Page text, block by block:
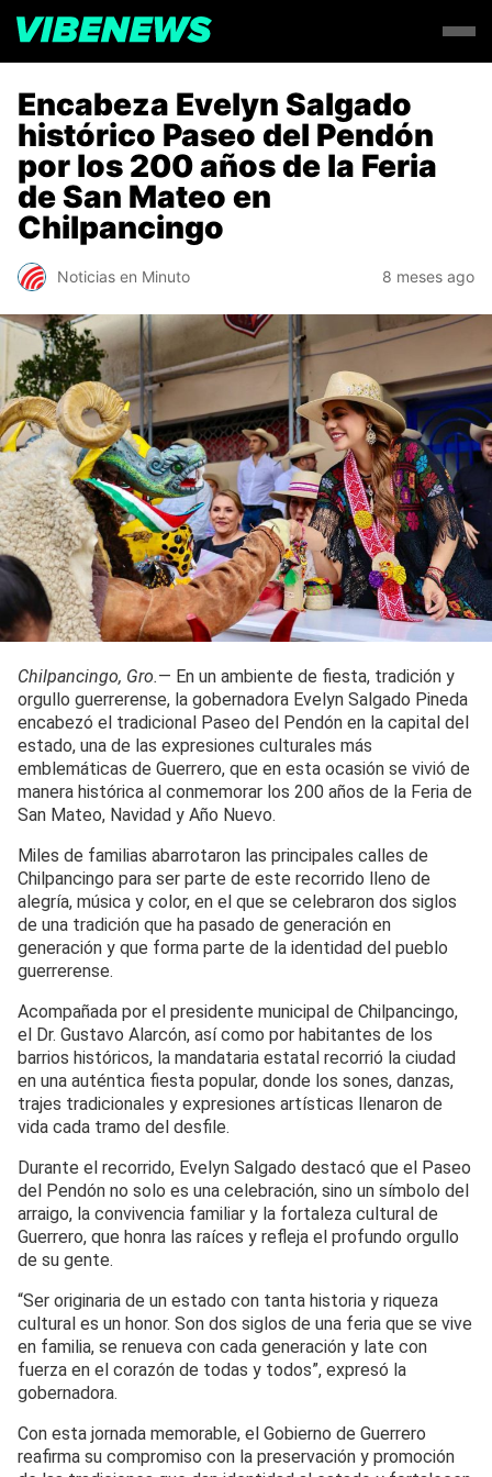
Encabeza Evelyn Salgado
histórico Paseo del Pendón
por los 200 años de la Feria
de San Mateo en
Chilpancingo
Noticias en Minuto 8 meses ago
Chilpancingo, Gro.— En un ambiente de fiesta, tradición y
orgullo guerrerense, la gobernadora Evelyn Salgado Pineda
encabezó el tradicional Paseo del Pendón en la capital del
estado, una de las expresiones culturales más
emblemáticas de Guerrero, que en esta ocasión se vivió de
manera histórica al conmemorar los 200 años de la Feria de
San Mateo, Navidad y Año Nuevo.
Miles de familias abarrotaron las principales calles de
Chilpancingo para ser parte de este recorrido lleno de
alegría, música y color, en el que se celebraron dos siglos
de una tradición que ha pasado de generación en
generación y que forma parte de la identidad del pueblo
guerrerense.
Acompañada por el presidente municipal de Chilpancingo,
el Dr. Gustavo Alarcón, así como por habitantes de los
barrios históricos, la mandataria estatal recorrió la ciudad
en una auténtica fiesta popular, donde los sones, danzas,
trajes tradicionales y expresiones artísticas llenaron de
vida cada tramo del desfile.
Durante el recorrido, Evelyn Salgado destacó que el Paseo
del Pendón no solo es una celebración, sino un símbolo del
arraigo, la convivencia familiar y la fortaleza cultural de
Guerrero, que honra las raíces y refleja el profundo orgullo
de su gente.
“Ser originaria de un estado con tanta historia y riqueza
cultural es un honor. Son dos siglos de una feria que se vive
en familia, se renueva con cada generación y late con
fuerza en el corazón de todas y todos”, expresó la
gobernadora.
Con esta jornada memorable, el Gobierno de Guerrero
reafirma su compromiso con la preservación y promoción